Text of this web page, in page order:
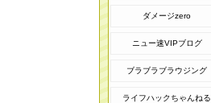
ダメージzero
ニュー速VIPブログ
ブラブラブラウジング
ライフハックちゃんねる